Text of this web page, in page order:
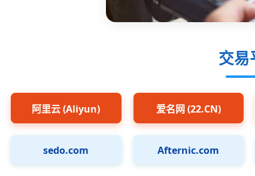
交易
阿里云 (Aliyun) 爱名网 (22.CN)
sedo.com Afternic.com